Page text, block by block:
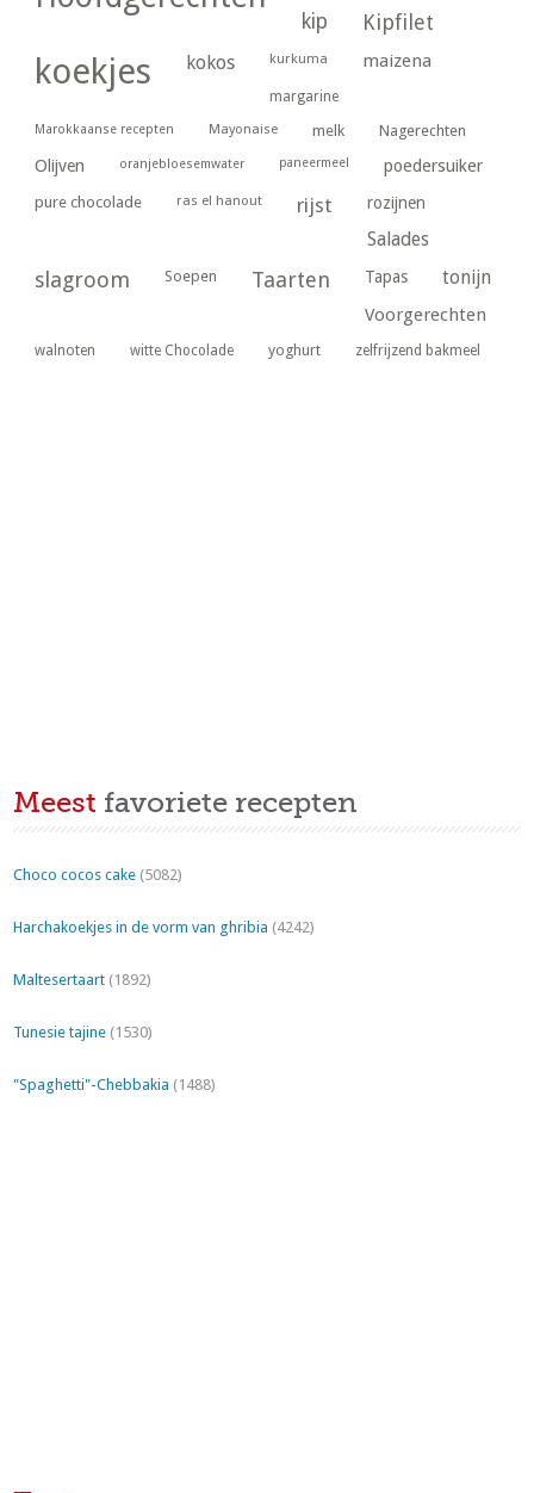
kip Kipfilet
koekjes kokos kurkuma maizena
margarine
Marokkaanse recepten Mayonaise melk Nagerechten
Olijven oranjebloesemwater paneermeel poedersuiker
pure chocolade ras el hanout rijst rozijnen
Salades
slagroom Soepen Taarten Tapas tonijn
Voorgerechten
walnoten witte Chocolade yoghurt zelfrijzend bakmeel
Meest favoriete recepten
Choco cocos cake (5082)
Harchakoekjes in de vorm van ghribia (4242)
Maltesertaart (1892)
Tunesie tajine (1530)
"Spaghetti"-Chebbakia (1488)